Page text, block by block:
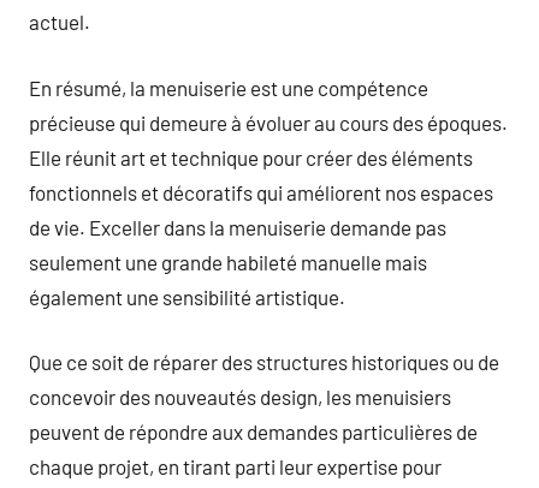
actuel.
En résumé, la menuiserie est une compétence
précieuse qui demeure à évoluer au cours des époques.
Elle réunit art et technique pour créer des éléments
fonctionnels et décoratifs qui améliorent nos espaces
de vie. Exceller dans la menuiserie demande pas
seulement une grande habileté manuelle mais
également une sensibilité artistique.
Que ce soit de réparer des structures historiques ou de
concevoir des nouveautés design, les menuisiers
peuvent de répondre aux demandes particulières de
chaque projet, en tirant parti leur expertise pour